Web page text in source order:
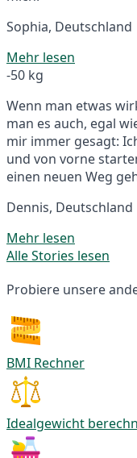
Sophia, Deutschland
Mehr lesen
-50 kg
Wenn man etwas
man es auch, egal
mir immer gesagt:
und von vorne
einen neuen Weg
Dennis, Deutschland
Mehr lesen
Alle Stories lesen
Probiere unsere
BMI Rechner
Idealgewicht